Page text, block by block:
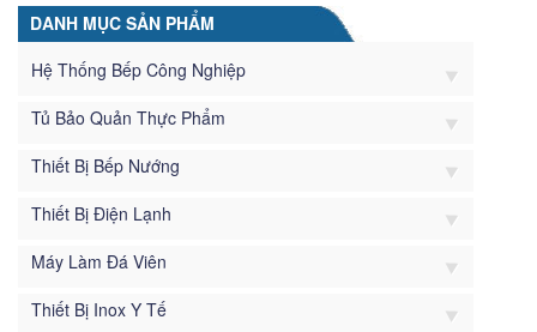
DANH MỤC SẢN PHẨM
Hệ Thống Bếp Công Nghiệp
Tủ Bảo Quản Thực Phẩm
Thiết Bị Bếp Nướng
Thiết Bị Điện Lạnh
Máy Làm Đá Viên
Thiết Bị Inox Y Tế